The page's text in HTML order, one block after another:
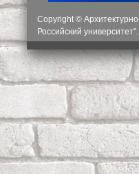
Copyright ©
Российский университет".